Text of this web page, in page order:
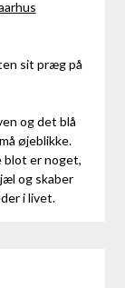
sit præg på
og det blå
øjeblikke.
blot er noget,
og skaber
i livet.